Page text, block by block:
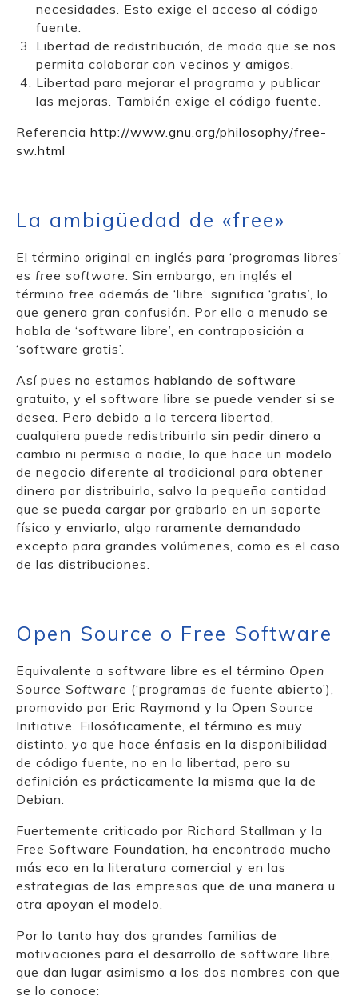
necesidades. Esto exige el acceso al código
fuente.
Libertad de redistribución, de modo que se nos
permita colaborar con vecinos y amigos.
Libertad para mejorar el programa y publicar
las mejoras. También exige el código fuente.
Referencia http://www.gnu.org/philosophy/free-
sw.html
La ambigüedad de «free»
El término original en inglés para ‘programas libres’
es free software. Sin embargo, en inglés el
término free además de ‘libre’ significa ‘gratis’, lo
que genera gran confusión. Por ello a menudo se
habla de ‘software libre’, en contraposición a
‘software gratis’.
Así pues no estamos hablando de software
gratuito, y el software libre se puede vender si se
desea. Pero debido a la tercera libertad,
cualquiera puede redistribuirlo sin pedir dinero a
cambio ni permiso a nadie, lo que hace un modelo
de negocio diferente al tradicional para obtener
dinero por distribuirlo, salvo la pequeña cantidad
que se pueda cargar por grabarlo en un soporte
físico y enviarlo, algo raramente demandado
excepto para grandes volúmenes, como es el caso
de las distribuciones.
Open Source o Free Software
Equivalente a software libre es el término Open
Source Software (‘programas de fuente abierto’),
promovido por Eric Raymond y la Open Source
Initiative. Filosóficamente, el término es muy
distinto, ya que hace énfasis en la disponibilidad
de código fuente, no en la libertad, pero su
definición es prácticamente la misma que la de
Debian.
Fuertemente criticado por Richard Stallman y la
Free Software Foundation, ha encontrado mucho
más eco en la literatura comercial y en las
estrategias de las empresas que de una manera u
otra apoyan el modelo.
Por lo tanto hay dos grandes familias de
motivaciones para el desarrollo de software libre,
que dan lugar asimismo a los dos nombres con que
se lo conoce: